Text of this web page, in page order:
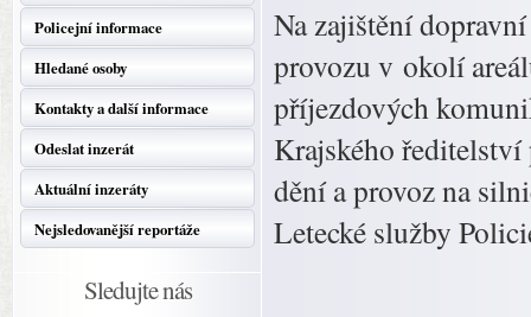
Policejní informace
Hledané osoby
Kontakty a další informace
Odeslat inzerát
Aktuální inzeráty
Nejsledovanější reportáže
Sledujte nás
Na zajištění
provozu v okolí
příjezdových
Krajského
dění a provoz na
Letecké služby